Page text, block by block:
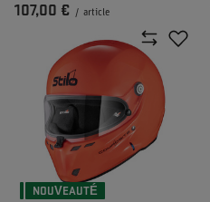
107,00 € / article
NOUVEAUTÉ